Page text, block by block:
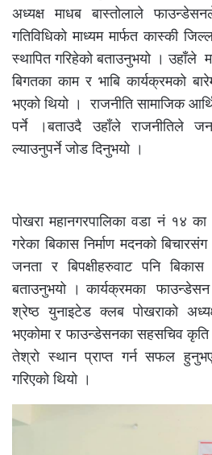
अध्यक्ष माधब बास्तोलाले
गतिविधिको माध्यम मार्फत कास्की
स्थापित गरिहेको बताउनुभयो । उहाँले
बिगतका काम र भाबि कार्यक्रमको
भएको थियो । राजनीति सामाजिक
पर्ने ।बताउदै उहाँले राजनीतिले
ल्याउनुपर्ने जोड दिनुभयो ।
पोखरा महानगरपालिका वडा नं १४
गरेका बिकास निर्माण मदनको
जनता र बिपक्षीहरुवाट पनि बिकास
बताउनुभयो । कार्यक्रमका
श्रेष्ठ युनाइटेड क्लब पोखराको
भएकोमा र फाउन्डेसनका सहसचिव कृति
तेश्रो स्थान प्राप्त गर्न सफल
गरिएको थियो ।